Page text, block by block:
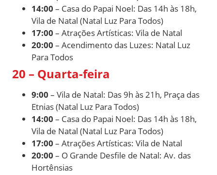
14:00 – Casa do Papai Noel: Das 14h às 18h,
Vila de Natal (Natal Luz Para Todos)
17:00 – Atrações Artísticas: Vila de Natal
20:00 – Acendimento das Luzes: Natal Luz
Para Todos
20 – Quarta-feira
9:00 – Vila de Natal: Das 9h às 21h, Praça das
Etnias (Natal Luz Para Todos)
14:00 – Casa do Papai Noel: Das 14h às 18h,
Vila de Natal (Natal Luz Para Todos)
17:00 – Atrações Artísticas: Vila de Natal
20:00 – O Grande Desfile de Natal: Av. das
Hortênsias